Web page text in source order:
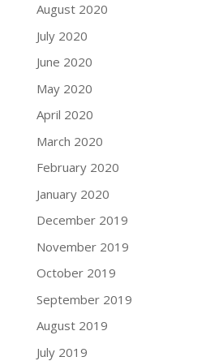
August 2020
July 2020
June 2020
May 2020
April 2020
March 2020
February 2020
January 2020
December 2019
November 2019
October 2019
September 2019
August 2019
July 2019